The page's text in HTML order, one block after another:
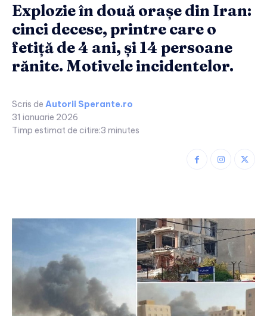
Explozie în două orașe din Iran:
cinci decese, printre care o
fetiță de 4 ani, și 14 persoane
rănite. Motivele incidentelor.
Scris de Autorii Sperante.ro
31 ianuarie 2026
Timp estimat de citire:3 minutes